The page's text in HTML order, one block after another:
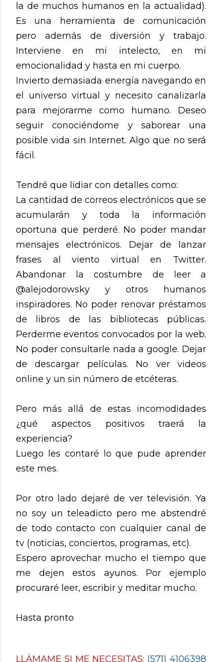
la de muchos humanos en la actualidad).
Es una herramienta de comunicación
pero además de diversión y trabajo.
Interviene en mi intelecto, en mi
emocionalidad y hasta en mi cuerpo.
Invierto demasiada energía navegando en
el universo virtual y necesito canalizarla
para mejorarme como humano. Deseo
seguir conociéndome y saborear una
posible vida sin Internet. Algo que no será
fácil.
Tendré que lidiar con detalles como:
La cantidad de correos electrónicos que se
acumularán y toda la información
oportuna que perderé. No poder mandar
mensajes electrónicos. Dejar de lanzar
frases al viento virtual en Twitter.
Abandonar la costumbre de leer a
@alejodorowsky y otros humanos
inspiradores. No poder renovar préstamos
de libros de las bibliotecas públicas.
Perderme eventos convocados por la web.
No poder consultarle nada a google. Dejar
de descargar películas. No ver videos
online y un sin número de etcéteras.
Pero más allá de estas incomodidades
¿qué aspectos positivos traerá la
experiencia?
Luego les contaré lo que pude aprender
este mes.
Por otro lado dejaré de ver televisión. Ya
no soy un teleadicto pero me abstendré
de todo contacto con cualquier canal de
tv (noticias, conciertos, programas, etc).
Espero aprovechar mucho el tiempo que
me dejen estos ayunos. Por ejemplo
procuraré leer, escribir y meditar mucho.
Hasta pronto
LLÁMAME SI ME NECESITAS: (571) 4106398